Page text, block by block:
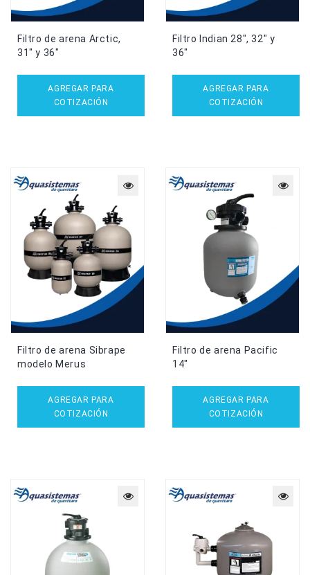
Filtro de arena Arctic,
31″ y 36″
AGREGAR PARA
COTIZACIÓN
Filtro Indian 28″, 32″ y
36″
AGREGAR PARA
COTIZACIÓN
Filtro de arena Sibrape
modelo Merus
AGREGAR PARA
COTIZACIÓN
Filtro de arena Pacific
14″
AGREGAR PARA
COTIZACIÓN